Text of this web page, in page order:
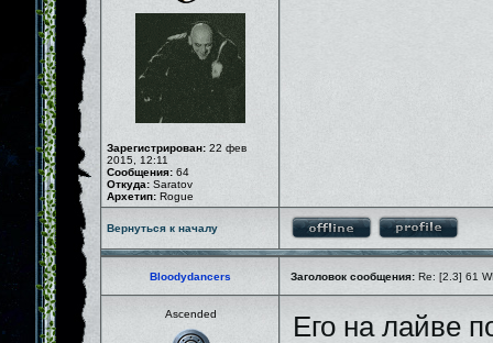
Зарегистрирован: 22 фев
2015, 12:11
Сообщения: 64
Откуда: Saratov
Архетип: Rogue
Вернуться к началу
Bloodydancers Заголовок сообщения: Re: [2.3] 61
Ascended Его на лайве